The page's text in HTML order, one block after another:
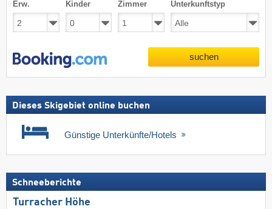
Erw. Kinder Zimmer Unterkunftstyp
suchen
Dieses Skigebiet online buchen
Günstige Unterkünfte/Hotels
Schneeberichte
Turracher Höhe